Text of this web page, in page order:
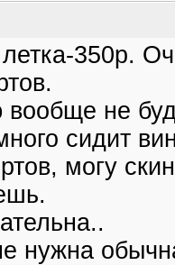
350р.
не
сидит
могу
нужна